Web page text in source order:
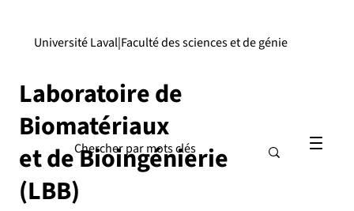
Laboratoire de
Biomatériaux
et de Bioingénierie
(LBB)
|
Université Laval Faculté des sciences et de génie